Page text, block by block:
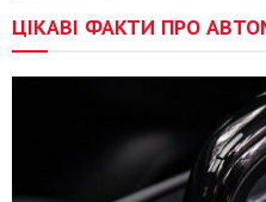
ЦІКАВІ ФАКТИ ПРО